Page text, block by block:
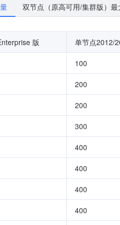
双节点（原高可用/集群版）
版 单节点2012/
100
200
200
300
400
400
400
400